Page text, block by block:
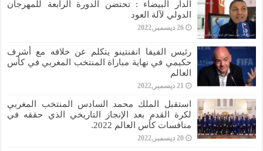
الدار البيضاء : تحتضن الدورة الرابعة للمهرجان
الدولي لآلة العود
26 ديسمبر,2022
رئيس الفيفا انفنتينو يتكلم عن خلافه مع أشرف
حكيمي في نهاية مباراة المنتخب المغربي في كأس
العالم
21 ديسمبر,2022
استقبل الملك محمد السادس المنتخب المغربي
لكرة القدم بعد الإنجاز التاريخي الذي حققه في
منافسات كأس العالم 2022.
20 ديسمبر,2022